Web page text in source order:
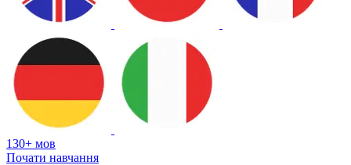
130+ мов
Почати навчання